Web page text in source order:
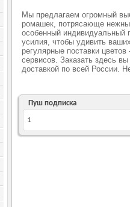
Мы предлагаем огромный
ромашек, потрясающе
особенный индивидуальный
усилия, чтобы удивить ваших
регулярные поставки
сервисов. Заказать здесь
доставкой по всей России.
Пуш подписка
1